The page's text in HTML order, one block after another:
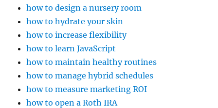
how to design a nursery room
how to hydrate your skin
how to increase flexibility
how to learn JavaScript
how to maintain healthy routines
how to manage hybrid schedules
how to measure marketing ROI
how to open a Roth IRA